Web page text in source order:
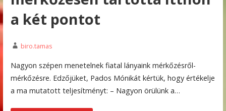
a két pontot
biro.tamas
Nagyon szépen menetelnek fiatal lányaink mérkőzésről-
mérkőzésre. Edzőjüket, Pados Mónikát kértük, hogy értékelje
a ma mutatott teljesítményt: – Nagyon örülünk a…